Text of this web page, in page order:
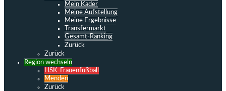
Mein Kader
Meine Aufstellung
Meine Ergebnisse
Transfermarkt
Gesamt-Ranking
Zurück
Zurück
Region wechseln
HSK-Frauenfußball
Menden
Zurück